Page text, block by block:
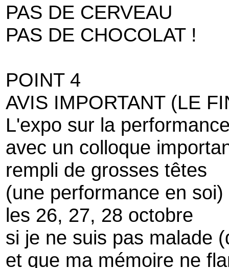
PAS DE CERVEAU
PAS DE CHOCOLAT !
POINT 4
AVIS IMPORTANT (LE
L'expo sur la
avec un colloque
rempli de grosses têtes
(une performance en soi)
les 26, 27, 28 octobre
si je ne suis pas malade
et que ma mémoire ne